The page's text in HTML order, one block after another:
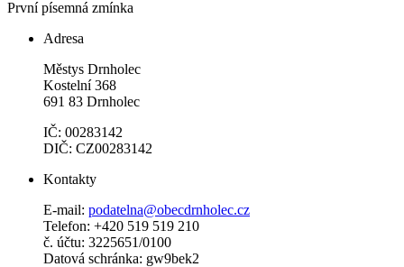
První písemná zmínka
Adresa
Městys Drnholec
Kostelní 368
691 83 Drnholec
IČ: 00283142
DIČ: CZ00283142
Kontakty
E-mail: podatelna@obecdrnholec.cz
Telefon: +420 519 519 210
č. účtu: 3225651/0100
Datová schránka: gw9bek2